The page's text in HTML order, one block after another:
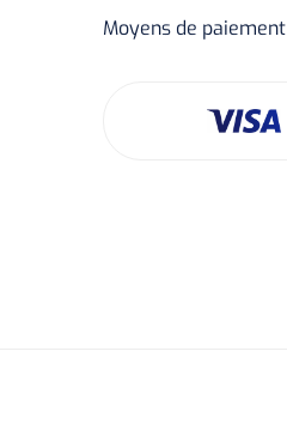
Moyens de paiement